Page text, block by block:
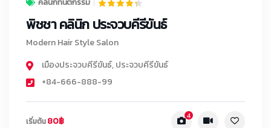
คลินิกทันตกรรม
พิชชา คลินิก ประจวบคีรีขันธ์
Modern Hair Style Salon
เมืองประจวบคีรีขันธ์,ประจวบคีรีขันธ์
+84-666-888-99
เริ่มต้น80฿ 4